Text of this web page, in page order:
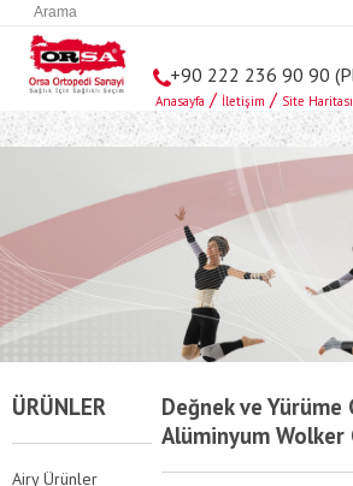
+90 222 236 90 90
Anasayfa / İletişim / Site Haritası
ÜRÜNLER
Airy Ürünler
Değnek ve
Alüminyum Wolker